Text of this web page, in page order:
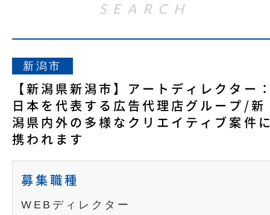
SEARCH
新潟市
【新潟県新潟市】アートディレクター
日本を代表する広告代理店グループ/新
潟県内外の多様なクリエイティブ案件
携われます
募集職種
WEBディレクター